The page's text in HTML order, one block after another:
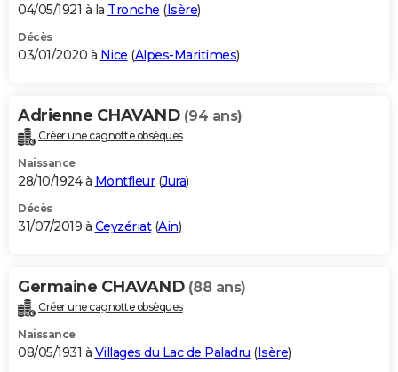
04/05/1921 à la Tronche (Isère)
Décès
03/01/2020 à Nice (Alpes-Maritimes)
Adrienne CHAVAND (94 ans)
Créer une cagnotte obsèques
Naissance
28/10/1924 à Montfleur(Jura)
Décès
31/07/2019 à Ceyzériat(Ain)
Germaine CHAVAND (88 ans)
Créer une cagnotte obsèques
Naissance
08/05/1931 à Villages du Lac de Paladru (Isère)